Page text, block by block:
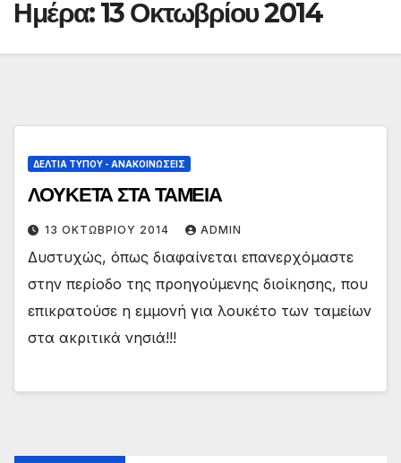
Ημέρα:13 Οκτωβρίου 2014
ΔΕΛΤΊΑ ΤΎΠΟΥ - ΑΝΑΚΟΙΝΏΣΕΙΣ
ΛΟΥΚΕΤΑ ΣΤΑ ΤΑΜΕΙΑ
13 ΟΚΤΩΒΡΊΟΥ 2014 ADMIN
Δυστυχώς, όπως διαφαίνεται επανερχόμαστε
στην περίοδο της προηγούμενης διοίκησης, που
επικρατούσε η εμμονή για λουκέτο των ταμείων
στα ακριτικά νησιά!!!